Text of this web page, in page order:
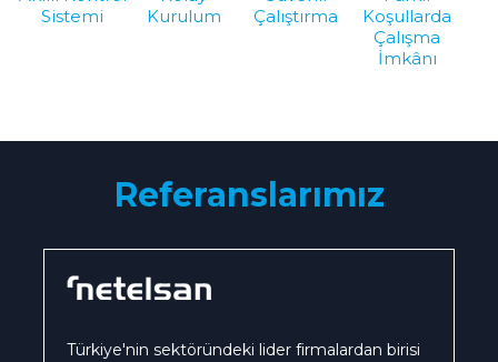
Sistemi
Kurulum
Çalıştırma
Koşullarda
Çalışma
İmkânı
Referanslarımız
Türkiye'nin sektöründeki lider firmalardan birisi